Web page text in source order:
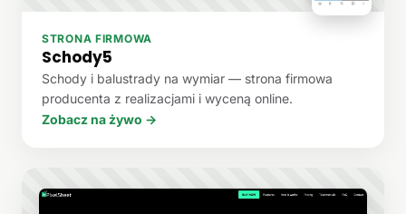
STRONA FIRMOWA
Schody5
Schody i balustrady na wymiar — strona firmowa
producenta z realizacjami i wyceną online.
Zobacz na żywo →